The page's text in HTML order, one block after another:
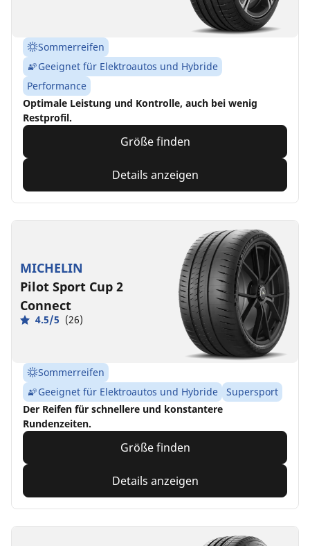
Sommerreifen
Geeignet für Elektroautos und Hybride
Performance
Optimale Leistung und Kontrolle, auch bei wenig
Restprofil.
Größe finden
Details anzeigen
MICHELIN
Pilot Sport Cup 2
Connect
4.5/5 (26)
Sommerreifen
Geeignet für Elektroautos und Hybride
Supersport
Der Reifen für schnellere und konstantere
Rundenzeiten.
Größe finden
Details anzeigen